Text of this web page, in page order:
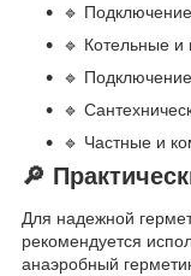
🔹
🔹 Котельные и
🔹
🔹
🔹 Частные и
🔎
Для надежной
рекомендуется
анаэробный